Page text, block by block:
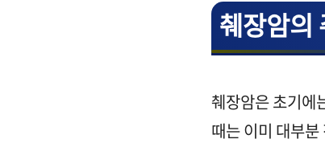
췌장암의
췌장암은 초기에
때는 이미 대부